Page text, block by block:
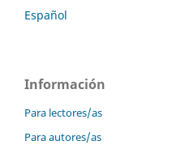
Español
Información
Para lectores/as
Para autores/as